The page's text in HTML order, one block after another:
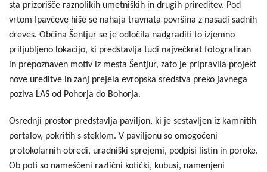
sta prizorišče raznolikih umetniških in drugih prireditev. Pod
vrtom Ipavčeve hiše se nahaja travnata površina z nasadi sadnih
dreves. Občina Šentjur se je odločila nadgraditi to izjemno
priljubljeno lokacijo, ki predstavlja tudi največkrat fotografiran
in prepoznaven motiv iz mesta Šentjur, zato je pripravila projekt
nove ureditve in zanj prejela evropska sredstva preko javnega
poziva LAS od Pohorja do Bohorja.
Osrednji prostor predstavlja paviljon, ki je sestavljen iz kamnitih
portalov, pokritih s steklom. V paviljonu so omogočeni
protokolarnih obredi, uradniški sprejemi, podpisi listin in poroke.
Ob poti so nameščeni različni kotički, kubusi, namenjeni